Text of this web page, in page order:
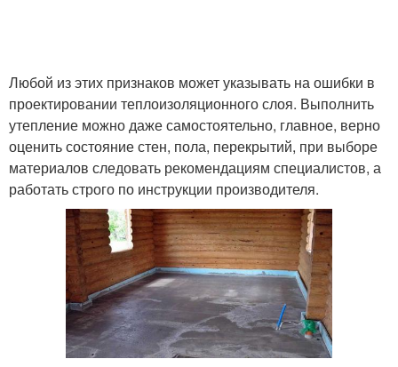
Любой из этих признаков может указывать на ошибки в
проектировании теплоизоляционного слоя. Выполнить
утепление можно даже самостоятельно, главное, верно
оценить состояние стен, пола, перекрытий, при выборе
материалов следовать рекомендациям специалистов, а
работать строго по инструкции производителя.